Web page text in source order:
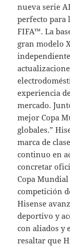
nueva serie
perfecto para
FIFA™. La
gran modelo
experiencia
mercado.
mejor Copa
globales.”
marca de
continuo en
concretar
Copa
competición
Hisense
deportivo y
con aliados y
resaltar que